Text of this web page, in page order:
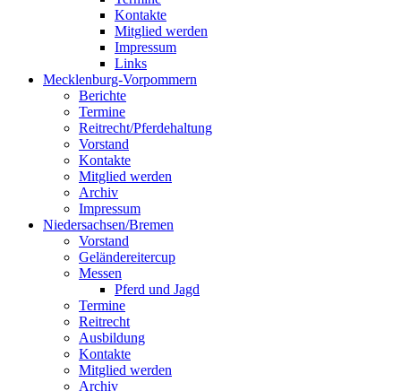
Kontakte
Mitglied werden
Impressum
Links
Mecklenburg-Vorpommern
Berichte
Termine
Reitrecht/Pferdehaltung
Vorstand
Kontakte
Mitglied werden
Archiv
Impressum
Niedersachsen/Bremen
Vorstand
Geländereitercup
Messen
Pferd und Jagd
Termine
Reitrecht
Ausbildung
Kontakte
Mitglied werden
Archiv